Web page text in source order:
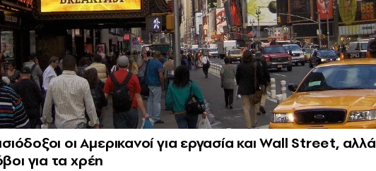
οι Αμερικανοί για εργασία και Wall Street, αλλά
για τα χρέη